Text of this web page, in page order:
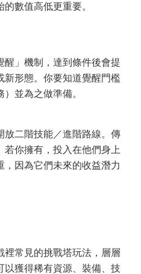
數值高低更重要。
醒」機制，達到條件後會提
新形態。你要知道覺醒門檻
）並為之做準備。
放二階技能／進階路線。傳
你擁有，投入在他們身上
，因為它們未來的收益潛力
裡常見的挑戰塔玩法，層層
以獲得稀有資源、裝備、技